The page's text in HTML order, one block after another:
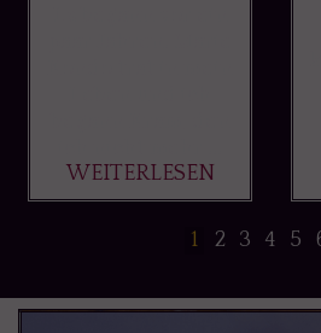
WEITERLESEN
1 2 3 4 5